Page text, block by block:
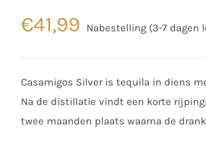
€41,99 Nabestelling (3-7 dagen
Casamigos Silver is tequila in diens
Na de distillatie vindt een korte
twee maanden plaats waarna de